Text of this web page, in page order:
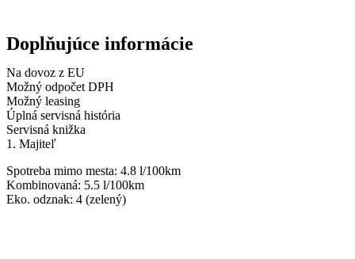
Doplňujúce informácie
Na dovoz z EU
Možný odpočet DPH
Možný leasing
Úplná servisná história
Servisná knižka
1. Majiteľ
Spotreba mimo mesta: 4.8 l/100km
Kombinovaná: 5.5 l/100km
Eko. odznak: 4 (zelený)